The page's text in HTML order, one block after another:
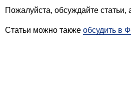
Пожалуйста, обсуждайте статьи,
Статьи можно также обсудить в